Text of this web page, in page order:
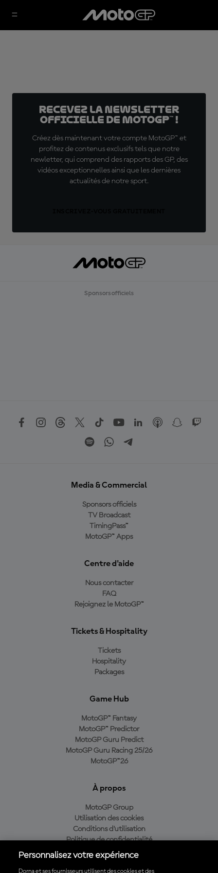
Recevez la Newsletter
officielle de MotoGP™ !
Créez dès maintenant votre compte MotoGP™ et
profitez de contenus exclusifs tels que notre
newletter, qui comprend des rapports des GP, des
vidéos exceptionnelles ainsi que les dernières
actualités de notre sport.
Sponsors officiels
Media & Commercial
Sponsors officiels
TV Broadcast
TimingPass™
MotoGP™ Apps
Centre d'aide
Nous contacter
FAQ
Rejoignez le MotoGP™
Tickets & Hospitality
Tickets
Hospitality
Packages
Game Hub
MotoGP™ Fantasy
MotoGP™ Predictor
MotoGP Guru Predict
MotoGP Guru Racing 25/26
MotoGP™26
À propos
MotoGP Group
Utilisation des cookies
Conditions d'utilisation
Politique de confidentialité
Politique d’achat
Personnalisez votre expérience
Dorna et ses fournisseurs utilisent des cookies et des